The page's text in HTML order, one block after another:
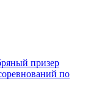
призер
по